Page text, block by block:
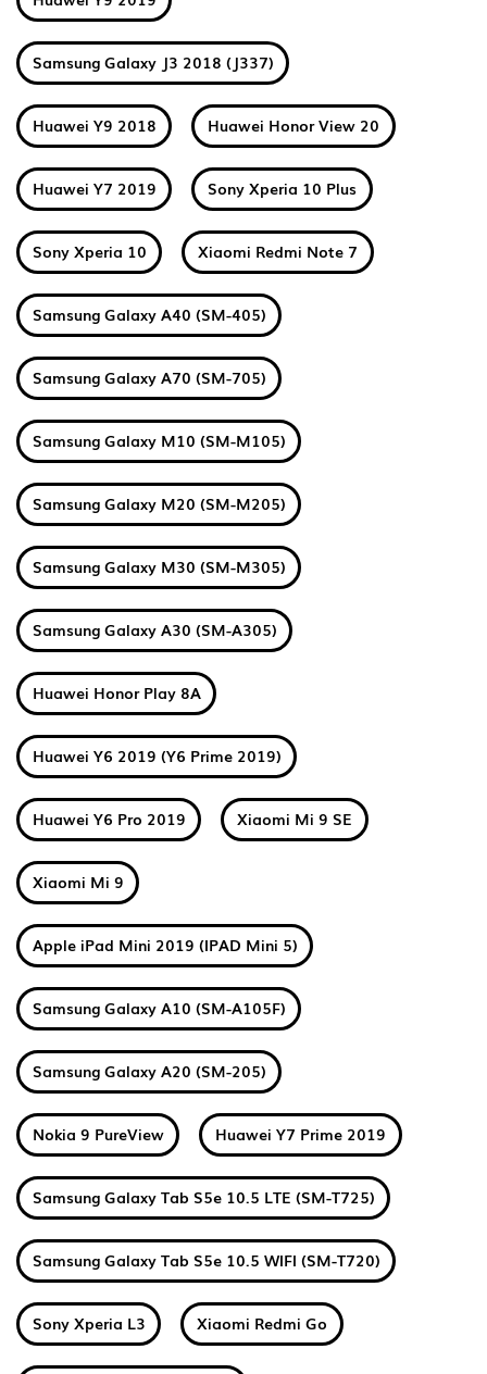
Samsung Galaxy J3 2018 (J337)
Huawei Y9 2018 Huawei Honor View 20
Huawei Y7 2019 Sony Xperia 10 Plus
Sony Xperia 10 Xiaomi Redmi Note 7
Samsung Galaxy A40 (SM-405)
Samsung Galaxy A70 (SM-705)
Samsung Galaxy M10 (SM-M105)
Samsung Galaxy M20 (SM-M205)
Samsung Galaxy M30 (SM-M305)
Samsung Galaxy A30 (SM-A305)
Huawei Honor Play 8A
Huawei Y6 2019 (Y6 Prime 2019)
Huawei Y6 Pro 2019 Xiaomi Mi 9 SE
Xiaomi Mi 9
Apple iPad Mini 2019 (IPAD Mini 5)
Samsung Galaxy A10 (SM-A105F)
Samsung Galaxy A20 (SM-205)
Nokia 9 PureView Huawei Y7 Prime 2019
Samsung Galaxy Tab S5e 10.5 LTE (SM-T725)
Samsung Galaxy Tab S5e 10.5 WIFI (SM-T720)
Sony Xperia L3 Xiaomi Redmi Go